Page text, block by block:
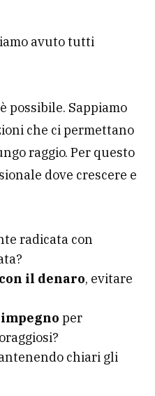
avuto tutti
possibile. Sappiamo
che ci permettano
raggio. Per questo
dove crescere e
radicata con
il denaro, evitare
per
chiari gli